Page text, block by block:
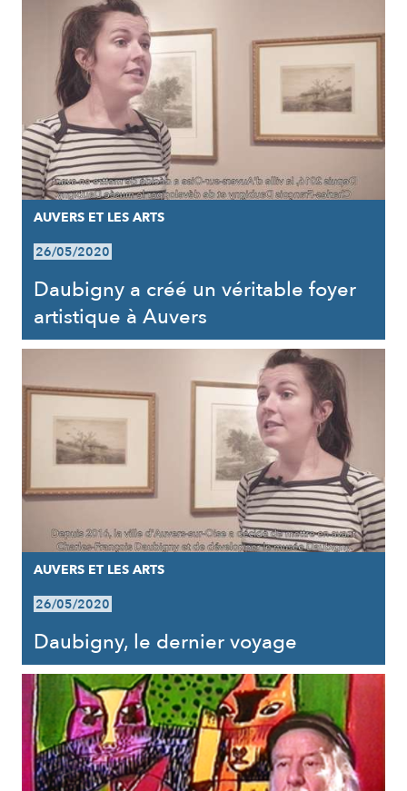
AUVERS ET LES ARTS
26/05/2020
Daubigny a créé un véritable foyer
artistique à Auvers
AUVERS ET LES ARTS
26/05/2020
Daubigny, le dernier voyage